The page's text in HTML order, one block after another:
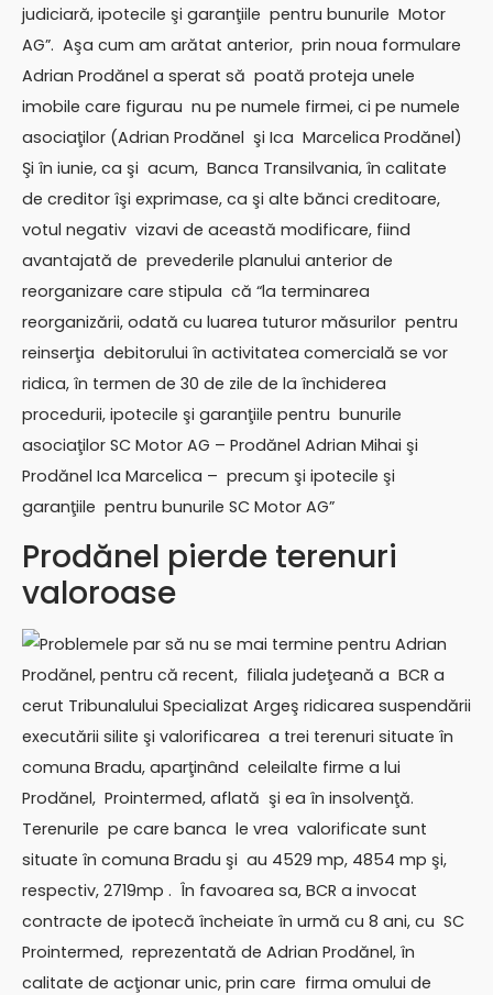
judiciară, ipotecile şi garanţiile pentru bunurile Motor
AG”. Aşa cum am arătat anterior, prin noua formulare
Adrian Prodănel a sperat să poată proteja unele
imobile care figurau nu pe numele firmei, ci pe numele
asociaţilor (Adrian Prodănel şi Ica Marcelica Prodănel)
Şi în iunie, ca şi acum, Banca Transilvania, în calitate
de creditor îşi exprimase, ca şi alte bănci creditoare,
votul negativ vizavi de această modificare, fiind
avantajată de prevederile planului anterior de
reorganizare care stipula că “la terminarea
reorganizării, odată cu luarea tuturor măsurilor pentru
reinserţia debitorului în activitatea comercială se vor
ridica, în termen de 30 de zile de la închiderea
procedurii, ipotecile şi garanţiile pentru bunurile
asociaţilor SC Motor AG – Prodănel Adrian Mihai şi
Prodănel Ica Marcelica – precum şi ipotecile şi
garanţiile pentru bunurile SC Motor AG”
Prodănel pierde terenuri
valoroase
Problemele par să nu se mai termine pentru Adrian
Prodănel, pentru că recent, filiala judeţeană a BCR a
cerut Tribunalului Specializat Argeş ridicarea suspendării
executării silite şi valorificarea a trei terenuri situate în
comuna Bradu, aparţinând celeilalte firme a lui
Prodănel, Prointermed, aflată şi ea în insolvenţă.
Terenurile pe care banca le vrea valorificate sunt
situate în comuna Bradu şi au 4529 mp, 4854 mp şi,
respectiv, 2719mp . În favoarea sa, BCR a invocat
contracte de ipotecă încheiate în urmă cu 8 ani, cu SC
Prointermed, reprezentată de Adrian Prodănel, în
calitate de acţionar unic, prin care firma omului de